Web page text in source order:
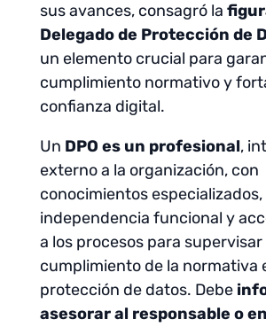
sus avances, consagró la
Delegado de Protección de
un elemento crucial para
cumplimiento normativo y
confianza digital.
Un DPO es un profesional,
externo a la organización, con
conocimientos especializados,
independencia funcional y
a los procesos para supervisar
cumplimiento de la normativa
protección de datos. Debe
asesorar al responsable o